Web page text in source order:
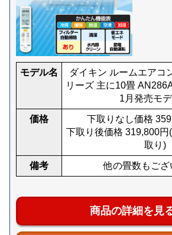
モデル名
ダイキン ルームエアコ
リーズ 主に10畳
1月発売モデ
価格 下取りなし価格
下取り後価格 319,800円
取り)
備考 他の畳数もござ
商品の詳細を見